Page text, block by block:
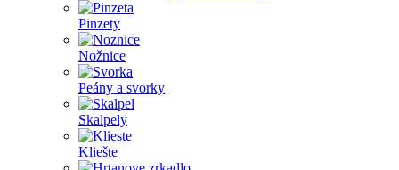
Pinzety
Nožnice
Peány a svorky
Skalpely
Kliešte